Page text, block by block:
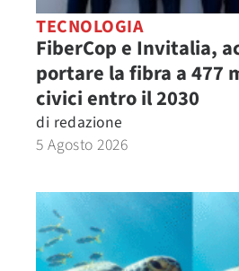
TECNOLOGIA
FiberCop e Invitalia,
portare la fibra a 477
civici entro il 2030
di redazione
5 Agosto 2026